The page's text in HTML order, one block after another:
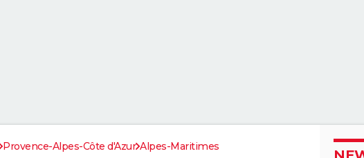
Provence-Alpes-Côte d'Azur Alpes-Maritimes